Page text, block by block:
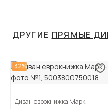
ДРУГИЕ ПРЯМЫЕ
-32%
Диван еврокнижка Марк